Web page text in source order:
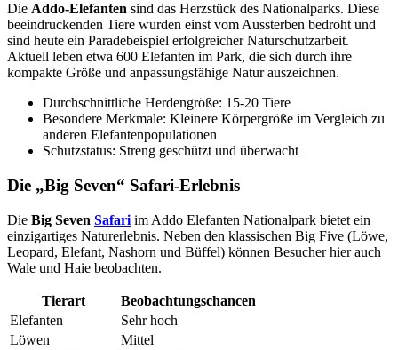
Die Addo-Elefanten sind das Herzstück des Nationalparks. Diese
beeindruckenden Tiere wurden einst vom Aussterben bedroht und
sind heute ein Paradebeispiel erfolgreicher Naturschutzarbeit.
Aktuell leben etwa 600 Elefanten im Park, die sich durch ihre
kompakte Größe und anpassungsfähige Natur auszeichnen.
Durchschnittliche Herdengröße: 15-20 Tiere
Besondere Merkmale: Kleinere Körpergröße im Vergleich zu
anderen Elefantenpopulationen
Schutzstatus: Streng geschützt und überwacht
Die „Big Seven“ Safari-Erlebnis
Die Big Seven Safari im Addo Elefanten Nationalpark bietet ein
einzigartiges Naturerlebnis. Neben den klassischen Big Five (Löwe,
Leopard, Elefant, Nashorn und Büffel) können Besucher hier auch
Wale und Haie beobachten.
Tierart
Beobachtungschancen
Elefanten
Sehr hoch
Löwen
Mittel